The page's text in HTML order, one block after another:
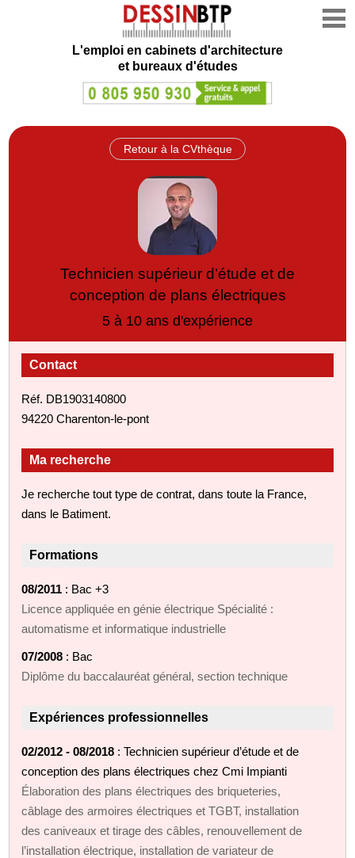
L'emploi en cabinets d'architecture
et bureaux d'études
Retour à la CVthèque
Technicien supérieur d’étude et de
conception de plans électriques
5 à 10 ans d'expérience
Contact
Réf. DB1903140800
94220 Charenton-le-pont
Ma recherche
Je recherche tout type de contrat, dans toute la France,
dans le Batiment.
Formations
08/2011 : Bac +3
Licence appliquée en génie électrique Spécialité :
automatisme et informatique industrielle
07/2008 : Bac
Diplôme du baccalauréat général, section technique
Expériences professionnelles
02/2012 - 08/2018 : Technicien supérieur d’étude et de
conception des plans électriques chez Cmi Impianti
Élaboration des plans électriques des briqueteries,
câblage des armoires électriques et TGBT, installation
des caniveaux et tirage des câbles, renouvellement de
l’installation électrique, installation de variateur de